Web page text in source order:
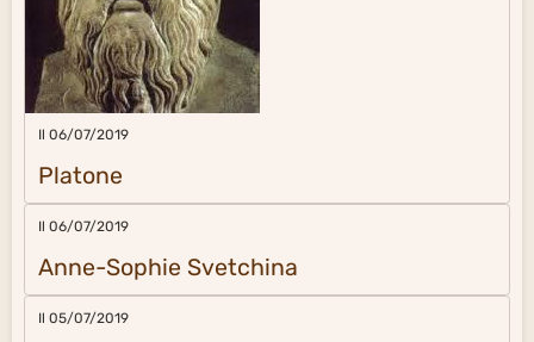
Il 06/07/2019
Platone
Il 06/07/2019
Anne-Sophie Svetchina
Il 05/07/2019